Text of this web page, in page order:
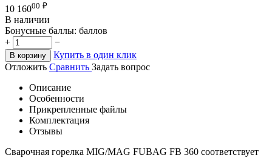
10 16000 ₽
В наличии
Бонусные баллы: баллов
+
−
В корзину
Купить в один клик
Отложить Сравнить Задать вопрос
Описание
Особенности
Прикрепленные файлы
Комплектация
Отзывы
Сварочная горелка MIG/MAG FUBAG FB 360 соответствует